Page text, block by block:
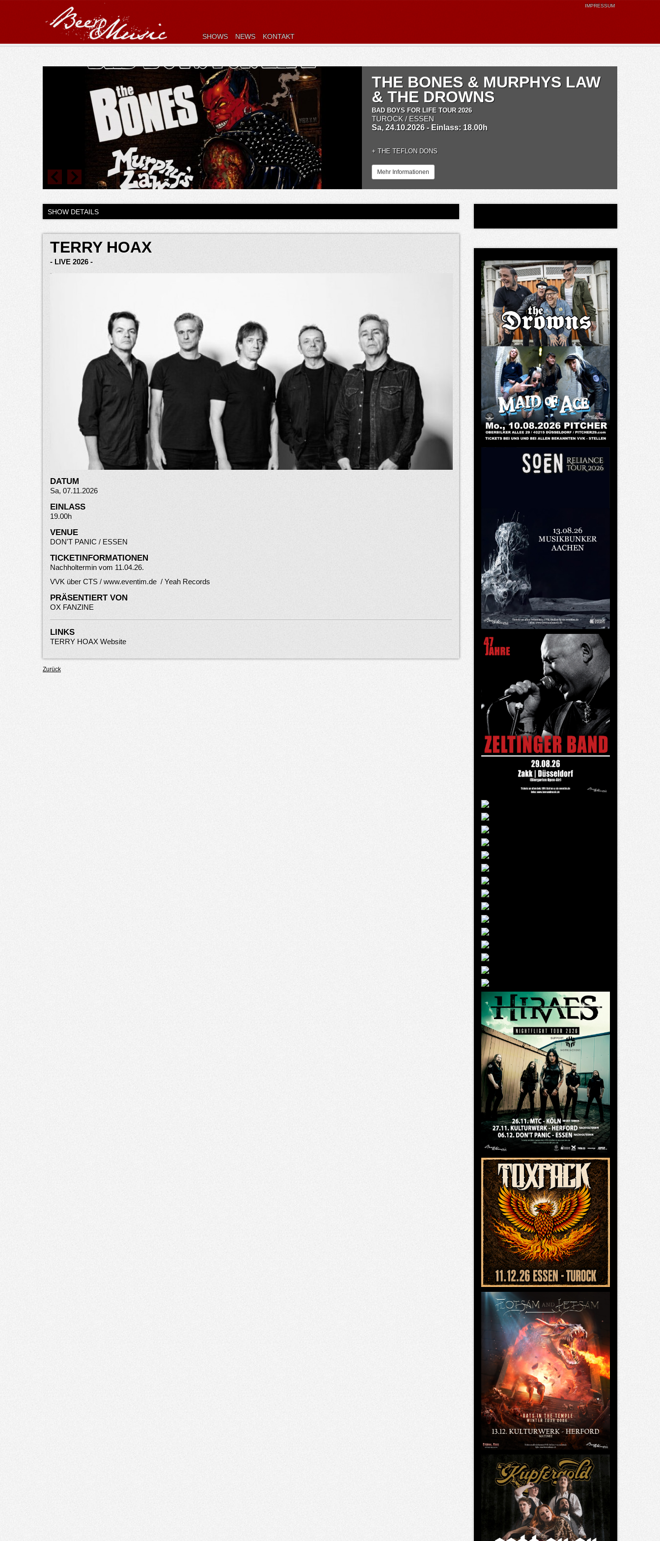
SHOWS NEWS KONTAKT
IMPRESSUM
THE BONES & MURPHYS LAW
& THE DROWNS
BAD BOYS FOR LIFE TOUR 2026
TUROCK / ESSEN
Sa, 24.10.2026 - Einlass: 18.00h
+ THE TEFLON DONS
Mehr Informationen
SHOW DETAILS
TERRY HOAX
- LIVE 2026 -
DATUM
Sa, 07.11.2026
EINLASS
19.00h
VENUE
DON'T PANIC / ESSEN
TICKETINFORMATIONEN
Nachholtermin vom 11.04.26.
VVK über CTS /www.eventim.de / Yeah Records
PRÄSENTIERT VON
OX FANZINE
LINKS
TERRY HOAX Website
Zurück